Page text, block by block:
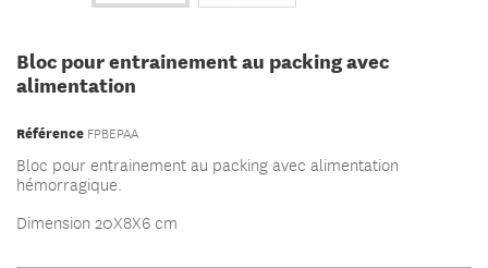
Bloc pour entrainement au packing avec
alimentation
Référence FPBEPAA
Bloc pour entrainement au packing avec alimentation
hémorragique.
Dimension 20X8X6 cm